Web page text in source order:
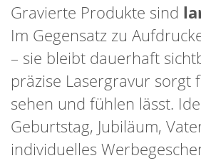
Gravierte Produkte sind
Im Gegensatz zu
– sie bleibt dauerhaft
präzise Lasergravur sorgt
sehen und fühlen lässt.
Geburtstag, Jubiläum,
individuelles